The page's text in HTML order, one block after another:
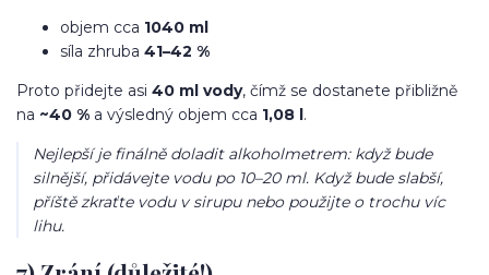
objem cca 1040 ml
síla zhruba 41–42 %
Proto přidejte asi 40 ml vody, čímž se dostanete přibližně
na ~40 % a výsledný objem cca 1,08 l.
Nejlepší je finálně doladit alkoholmetrem: když bude
silnější, přidávejte vodu po 10–20 ml. Když bude slabší,
příště zkraťte vodu v sirupu nebo použijte o trochu víc
lihu.